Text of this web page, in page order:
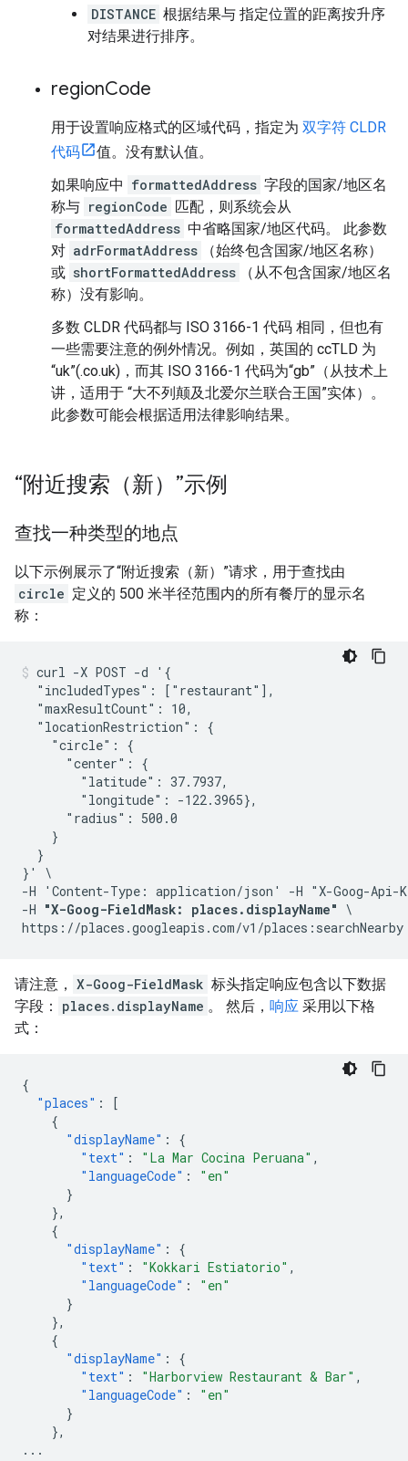
DISTANCE 根据结果与 指定位置的距离按升序
对结果进行排序。
regionCode
用于设置响应格式的区域代码，指定为 双字符 CLDR
代码
值。没有默认值。
如果响应中 formattedAddress 字段的国家/地区名
称与 regionCode 匹配，则系统会从
formattedAddress 中省略国家/地区代码。 此参数
对 adrFormatAddress
（始终包含国家/地区名称）
或 shortFormattedAddress
（从不包含国家/地区名
称）没有影响。
多数 CLDR 代码都与 ISO 3166-1 代码 相同，但也有
一些需要注意的例外情况。例如，英国的 ccTLD 为
“uk”(.co.uk)，而其 ISO 3166-1 代码为“gb”（从技术上
讲，适用于 “大不列颠及北爱尔兰联合王国”实体）。
此参数可能会根据适用法律影响结果。
“附近搜索（新）”示例
查找一种类型的地点
以下示例展示了“附近搜索（新）”请求，用于查找由
circle 定义的 500 米半径范围内的所有餐厅的显示名
称：
curl -X POST -d '{
  "includedTypes": ["restaurant"],
  "maxResultCount": 10,
  "locationRestriction": {
    "circle": {
      "center": {
        "latitude": 37.7937,
        "longitude": -122.3965},
      "radius": 500.0
    }
  }
}' \
-H 'Content-Type: application/json' -H "X-Goog-Api-
-H "X-Goog-FieldMask: places.displayName" \
请注意， X-Goog-FieldMask 标头指定响应包含以下数据
字段：
places.displayName 。 然后， 响应 采用以下格
式：
{
"places" :
[
{
"displayName" :
{
"text" : "La Mar Cocina Peruana" ,
"languageCode" :
"en"
}
},
{
"displayName" :
{
"text" : "Kokkari Estiatorio" ,
"languageCode" :
"en"
}
},
{
"displayName" :
{
"text" : "Harborview Restaurant & Bar" ,
"languageCode" :
"en"
}
},
...